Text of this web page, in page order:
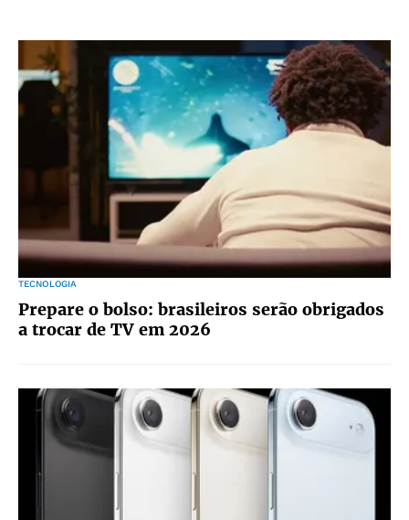
TECNOLOGIA
Prepare o bolso: brasileiros serão obrigados
a trocar de TV em 2026